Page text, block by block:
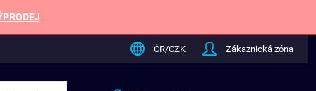
ČR/CZK Zákaznická zóna